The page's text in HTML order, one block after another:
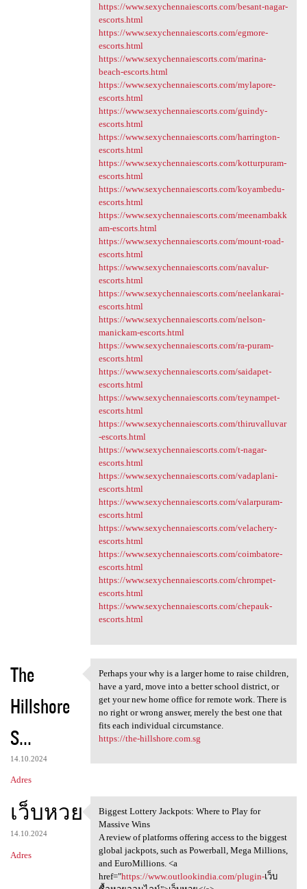
https://www.sexychennaiescorts.com/besant-nagar-
escorts.html
https://www.sexychennaiescorts.com/egmore-
escorts.html
https://www.sexychennaiescorts.com/marina-
beach-escorts.html
https://www.sexychennaiescorts.com/mylapore-
escorts.html
https://www.sexychennaiescorts.com/guindy-
escorts.html
https://www.sexychennaiescorts.com/harrington-
escorts.html
https://www.sexychennaiescorts.com/kotturpuram-
escorts.html
https://www.sexychennaiescorts.com/koyambedu-
escorts.html
https://www.sexychennaiescorts.com/meenambakk
am-escorts.html
https://www.sexychennaiescorts.com/mount-road-
escorts.html
https://www.sexychennaiescorts.com/navalur-
escorts.html
https://www.sexychennaiescorts.com/neelankarai-
escorts.html
https://www.sexychennaiescorts.com/nelson-
manickam-escorts.html
https://www.sexychennaiescorts.com/ra-puram-
escorts.html
https://www.sexychennaiescorts.com/saidapet-
escorts.html
https://www.sexychennaiescorts.com/teynampet-
escorts.html
https://www.sexychennaiescorts.com/thiruvalluvar
-escorts.html
https://www.sexychennaiescorts.com/t-nagar-
escorts.html
https://www.sexychennaiescorts.com/vadaplani-
escorts.html
https://www.sexychennaiescorts.com/valarpuram-
escorts.html
https://www.sexychennaiescorts.com/velachery-
escorts.html
https://www.sexychennaiescorts.com/coimbatore-
escorts.html
https://www.sexychennaiescorts.com/chrompet-
escorts.html
https://www.sexychennaiescorts.com/chepauk-
escorts.html
The
Hillshore
S...
14.10.2024
Adres
Perhaps your why is a larger
Perhaps your why is a larger home to raise children,
have a yard, move into a better school district, or
get your new home office for remote work. There is
no right or wrong answer, merely the best one that
fits each individual circumstance.
https://the-hillshore.com.sg
เว็บหวย
14.10.2024
Adres
Biggest Lottery Jackpots:
Biggest Lottery Jackpots: Where to Play for
Massive Wins
A review of platforms offering access to the biggest
global jackpots, such as Powerball, Mega Millions,
and EuroMillions. <a
href="https://www.outlookindia.com/plugin-เว็บ